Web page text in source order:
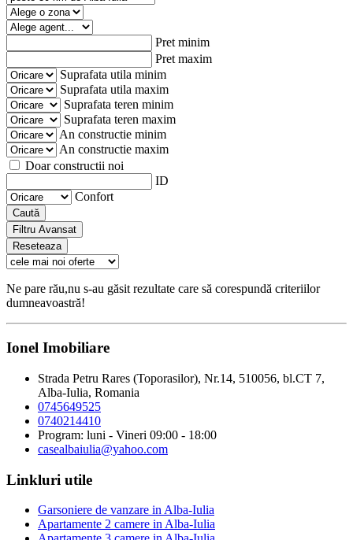
Pret minim
Pret maxim
Suprafata utila minim
Suprafata utila maxim
Suprafata teren minim
Suprafata teren maxim
An constructie minim
An constructie maxim
Doar constructii noi
ID
Confort
Caută
Filtru Avansat
Reseteaza
Ne pare rău,nu s-au găsit rezultate care să corespundă criteriilor
dumneavoastră!
Ionel Imobiliare
Strada Petru Rares (Toporasilor), Nr.14, 510056, bl.CT 7,
Alba-Iulia, Romania
0745649525
0740214410
Program: luni - Vineri 09:00 - 18:00
casealbaiulia@yahoo.com
Linkluri utile
Garsoniere de vanzare in Alba-Iulia
Apartamente 2 camere in Alba-Iulia